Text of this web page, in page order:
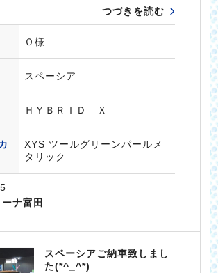
つづきを読む
Ｏ様
スペーシア
ＨＹＢＲＩＤ Ｘ
XYS ツールグリーンパールメ
タリック
ナ富田
スペーシアご納車致しまし
た(*^_^*)